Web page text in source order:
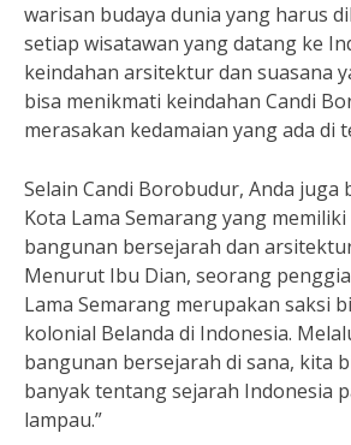
warisan budaya dunia yang harus
setiap wisatawan yang datang ke
keindahan arsitektur dan suasana
bisa menikmati keindahan Candi
merasakan kedamaian yang ada di
Selain Candi Borobudur, Anda juga
Kota Lama Semarang yang
bangunan bersejarah dan
Menurut Ibu Dian, seorang
Lama Semarang merupakan saksi
kolonial Belanda di Indonesia.
bangunan bersejarah di sana, kita
banyak tentang sejarah Indonesia
lampau.”